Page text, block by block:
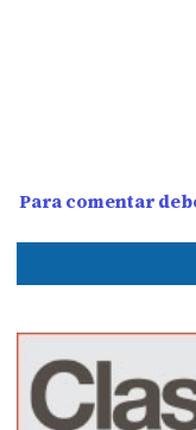
Para comentar